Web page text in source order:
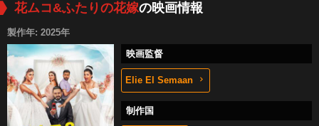
花ムコ&ふたりの花嫁の映画情報
製作年: 2025年
映画監督
Elie El Semaan
制作国